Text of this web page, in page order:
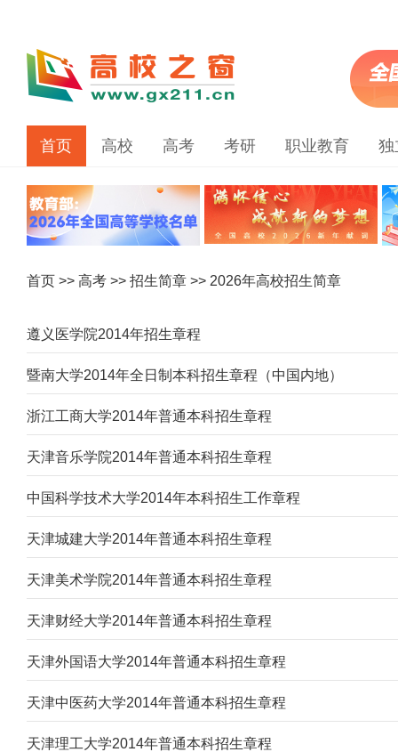
首页 高校 高考 考研 职业教育 独
首页>> 高考>> 招生简章>> 2026年高校招生简章
遵义医学院2014年招生章程
暨南大学2014年全日制本科招生章程（中国内地）
浙江工商大学2014年普通本科招生章程
天津音乐学院2014年普通本科招生章程
中国科学技术大学2014年本科招生工作章程
天津城建大学2014年普通本科招生章程
天津美术学院2014年普通本科招生章程
天津财经大学2014年普通本科招生章程
天津外国语大学2014年普通本科招生章程
天津中医药大学2014年普通本科招生章程
天津理工大学2014年普通本科招生章程